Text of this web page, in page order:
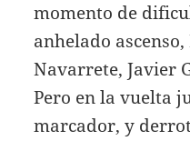
momento de
anhelado
Navarrete, Javier
Pero en la vuelta
marcador, y